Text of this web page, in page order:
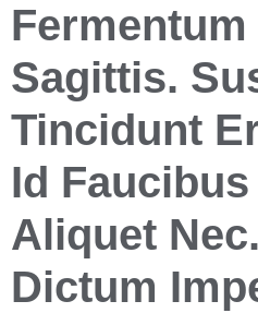
Sagittis.
Tincidunt
Id
Aliquet
Dictum